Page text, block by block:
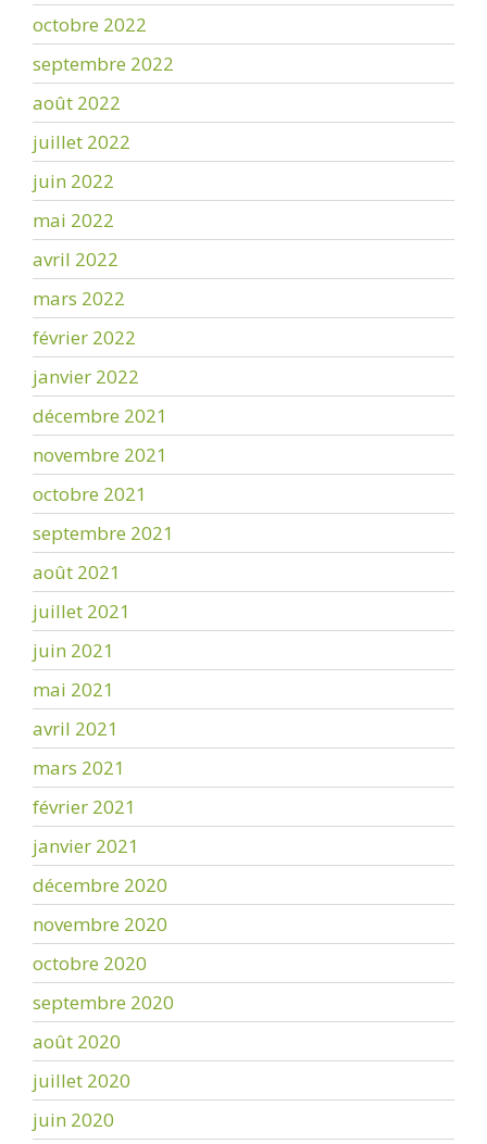
octobre 2022
septembre 2022
août 2022
juillet 2022
juin 2022
mai 2022
avril 2022
mars 2022
février 2022
janvier 2022
décembre 2021
novembre 2021
octobre 2021
septembre 2021
août 2021
juillet 2021
juin 2021
mai 2021
avril 2021
mars 2021
février 2021
janvier 2021
décembre 2020
novembre 2020
octobre 2020
septembre 2020
août 2020
juillet 2020
juin 2020